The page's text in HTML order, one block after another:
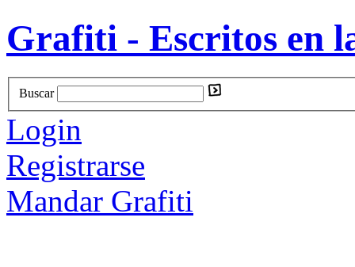
Grafiti - Escritos en
Buscar
Login
Registrarse
Mandar Grafiti